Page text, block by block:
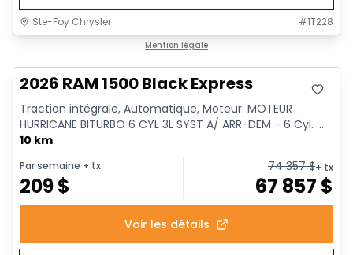
Ste-Foy Chrysler #1T228
Mention légale
2026 RAM 1500 Black Express
Traction intégrale, Automatique, Moteur: MOTEUR
HURRICANE BITURBO 6 CYL 3L SYST A/ ARR-DEM - 6 Cyl. ...
10 km
Par semaine + tx
209$
74 357$+ tx
67 857 $
Voir les détails